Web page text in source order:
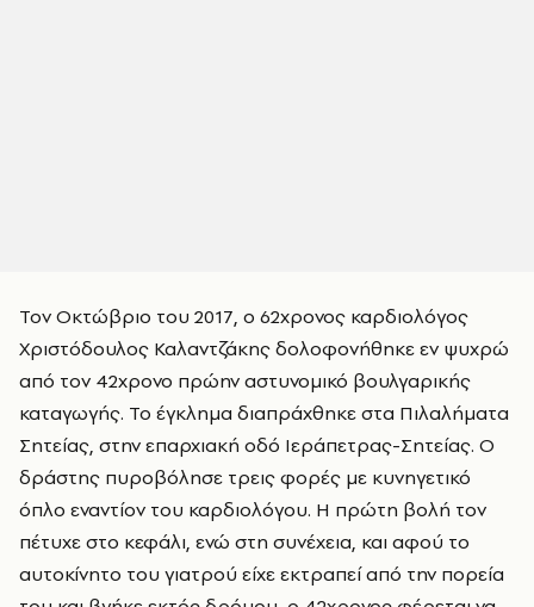
Τον Οκτώβριο του 2017, ο 62χρονος καρδιολόγος
Χριστόδουλος Καλαντζάκης δολοφονήθηκε εν ψυχρώ
από τον 42χρονο πρώην αστυνομικό βουλγαρικής
καταγωγής. Το έγκλημα διαπράχθηκε στα Πιλαλήματα
Σητείας, στην επαρχιακή οδό Ιεράπετρας-Σητείας. Ο
δράστης πυροβόλησε τρεις φορές με κυνηγετικό
όπλο εναντίον του καρδιολόγου. Η πρώτη βολή τον
πέτυχε στο κεφάλι, ενώ στη συνέχεια, και αφού το
αυτοκίνητο του γιατρού είχε εκτραπεί από την πορεία